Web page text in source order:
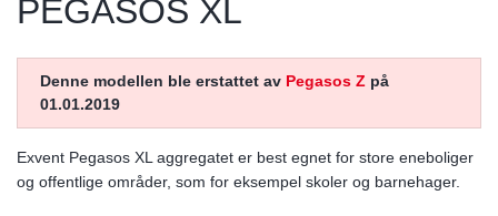
PEGASOS XL
Denne modellen ble erstattet av Pegasos Z på
01.01.2019
Exvent Pegasos XL aggregatet er best egnet for store eneboliger
og offentlige områder, som for eksempel skoler og barnehager.